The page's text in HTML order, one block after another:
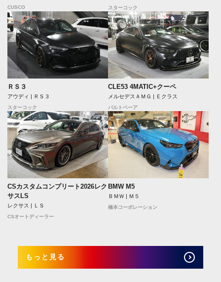
CUSCO スターコック
ＲＳ３
アウディ | ＲＳ３
スターコック
CLE53 4MATIC+クーペ
メルセデスＡＭＧ | Ｅクラス
バルトベーア
CSカスタムコンプリート2026レク
サスLS
レクサス | ＬＳ
CSオートディーラー
BMW M5
ＢＭＷ | Ｍ５
橋本コーポレーション
もっと見る